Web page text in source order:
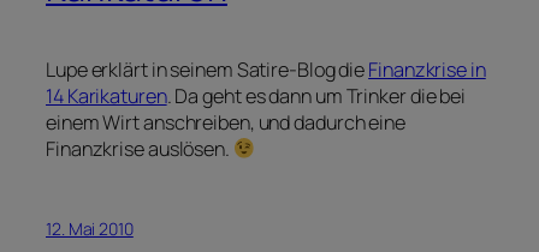
Lupe erklärt in seinem Satire-Blog dieFinanzkrise in
14 Karikaturen. Da geht es dann um Trinker die bei
einem Wirt anschreiben, und dadurch eine
Finanzkrise auslösen.
12. Mai 2010